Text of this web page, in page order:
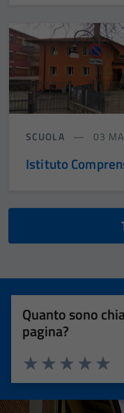
SCUOLA 03
Istituto
Quanto sono
pagina?
Valuta 4
Valuta 3
Valuta 2 stelle su
Valuta 1 stelle su 5